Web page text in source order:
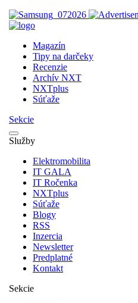
Magazín
Tipy na darčeky
Recenzie
Archív NXT
NXTplus
Súťaže
Sekcie
Služby
Elektromobilita
IT GALA
IT Ročenka
NXTplus
Súťaže
Blogy
RSS
Inzercia
Newsletter
Predplatné
Kontakt
Sekcie